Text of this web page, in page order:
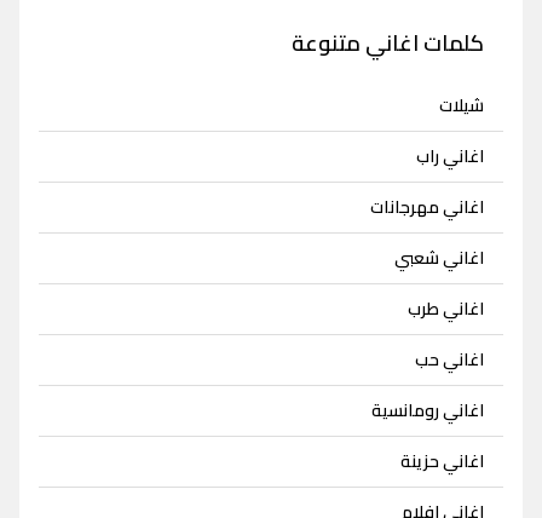
كلمات اغاني متنوعة
شيلات
اغاني راب
اغاني مهرجانات
اغاني شعبي
اغاني طرب
اغاني حب
اغاني رومانسية
اغاني حزينة